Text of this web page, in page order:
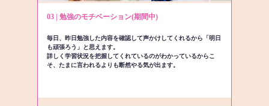
03 | 勉強のモチベーション(期間中)
毎日、昨日勉強した内容を確認して声かけしてくれるから「明日
も頑張ろう」と思えます。
詳しく学習状況を把握してくれているのがわかっているからこ
そ、たまに言われるよりも断然やる気が出ます。